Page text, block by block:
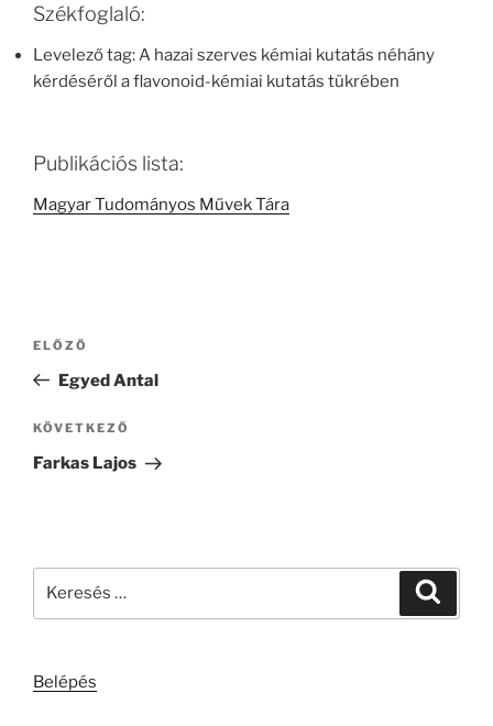
Székfoglaló:
Levelező tag: A hazai szerves kémiai kutatás néhány
kérdéséről a flavonoid-kémiai kutatás tükrében
Publikációs lista:
Magyar Tudományos Művek Tára
Bejegyzés
Korábbi
bejegyzés
ELŐZŐ
Egyed Antal
Következő
bejegyzés
KÖVETKEZŐ
Farkas Lajos
Belépés